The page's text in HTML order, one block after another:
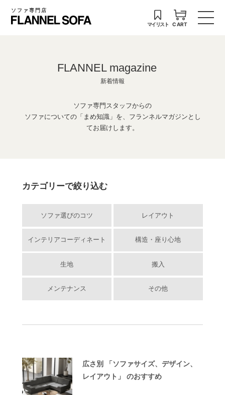
ソファ専門店
マイリスト CART
FLANNEL magazine
新着情報
ソファ専門スタッフからの
ソファについての「まめ知識」を、フランネルマガジンとし
てお届けします。
カテゴリーで絞り込む
ソファ選びのコツ レイアウト
インテリアコーディネート 構造・座り心地
生地 搬入
メンテナンス その他
広さ別 「ソファサイズ、デザイン、
レイアウト」 のおすすめ